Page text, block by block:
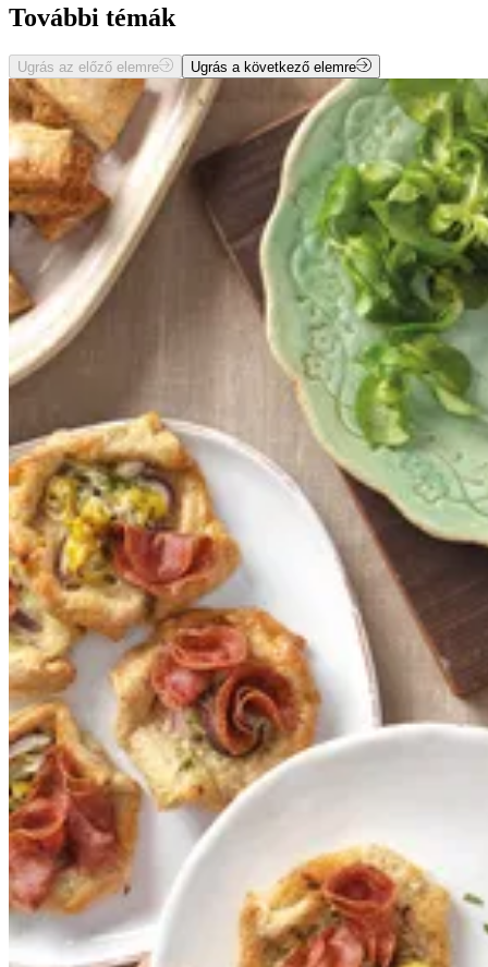
További témák
Ugrás az előző elemre Ugrás a következő elemre